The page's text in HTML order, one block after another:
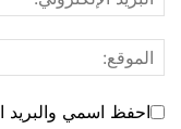
احفظ اسمي والبريد